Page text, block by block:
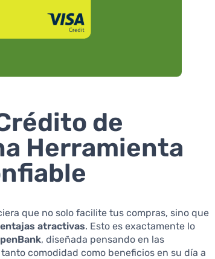
de
Herramienta
que no solo facilite tus compras, sino que
atractivas. Esto es exactamente lo
, diseñada pensando en las
comodidad como beneficios en su día a